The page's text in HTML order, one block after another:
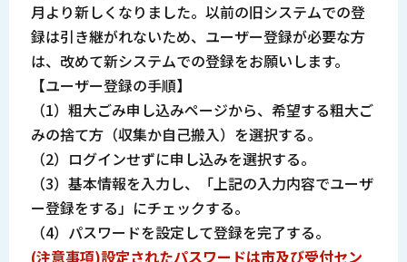
月より新しくなりました。以前の旧システムでの登
録は引き継がれないため、ユーザー登録が必要な方
は、改めて新システムでの登録をお願いします。
【ユーザー登録の手順】
（1）粗大ごみ申し込みページから、希望する粗大ご
みの捨て方（収集か自己搬入）を選択する。
（2）ログインせずに申し込みを選択する。
（3）基本情報を入力し、「上記の入力内容でユーザ
ー登録をする」にチェックする。
（4）パスワードを設定して登録を完了する。
(注意事項)設定されたパスワードは市及び受付セン